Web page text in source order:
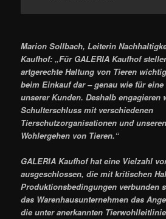
Marion Sollbach, Leiterin
Kaufhof: „Für GALERIA Kaufhof
artgerechte Haltung von Tieren
beim Einkauf dar – genau wie für
unserer Kunden. Deshalb engagieren
Schulterschluss mit verschiedenen
Tierschutzorganisationen und
Wohlergehen von Tieren.“
GALERIA Kaufhof hat eine Vielzahl
ausgeschlossen, die mit kritischen
Produktionsbedingungen verbunden
das Warenhausunternehmen das
die unter anerkannten